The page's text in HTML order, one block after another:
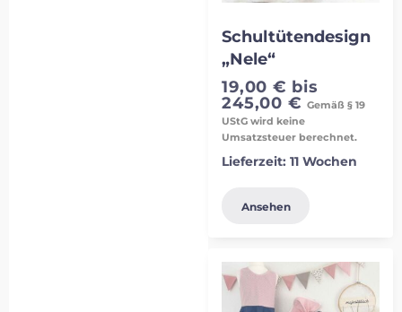
Schultütendesign
„Nele“
19,00 € bis
245,00 € Gemäß § 19
UStG wird keine
Umsatzsteuer berechnet.
Lieferzeit:11 Wochen
Ansehen